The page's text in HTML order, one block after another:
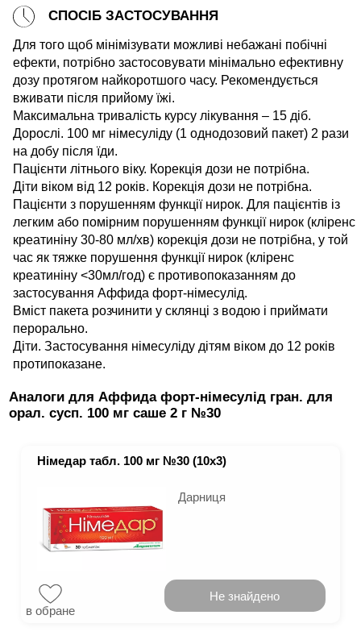
СПОСІБ ЗАСТОСУВАННЯ
Для того щоб мінімізувати можливі небажані побічні
ефекти, потрібно застосовувати мінімально ефективну
дозу протягом найкоротшого часу. Рекомендується
вживати після прийому їжі.
Максимальна тривалість курсу лікування – 15 діб.
Дорослі. 100 мг німесуліду (1 однодозовий пакет) 2 рази
на добу після їди.
Пацієнти літнього віку. Корекція дози не потрібна.
Діти віком від 12 років. Корекція дози не потрібна.
Пацієнти з порушенням функції нирок. Для пацієнтів із
легким або помірним порушенням функції нирок (кліренс
креатиніну 30-80 мл/хв) корекція дози не потрібна, у той
час як тяжке порушення функції нирок (кліренс
креатиніну <30мл/год) є противопоказанням до
застосування Аффида форт-німесулід.
Вміст пакета розчинити у склянці з водою і приймати
перорально.
Діти. Застосування німесуліду дітям віком до 12 років
протипоказане.
Аналоги для Аффида форт-німесулід гран. для
орал. сусп. 100 мг саше 2 г №30
Німедар табл. 100 мг №30 (10х3)
Дарниця
в обране
Не знайдено